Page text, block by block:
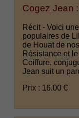
Cogez Jean
Récit - Voici
populaires de
de Houat de
Résistance et
Coiffure,
Jean suit un
Prix : 16.00 €